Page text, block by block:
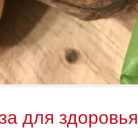
для здоровья